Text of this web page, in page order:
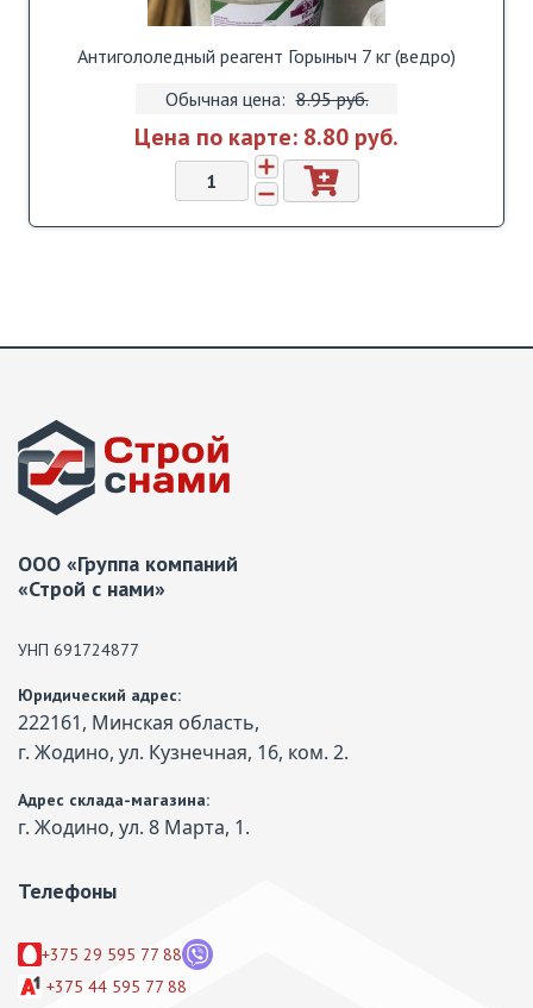
Антигололедный реагент Горыныч 7 кг (ведро)
Обычная цена: 8.95 pуб.
Цена по карте: 8.80 pуб.
ООО «Группа компаний
«Строй с нами»
УНП 691724877
Юридический адрес:
222161, Минская область,
г. Жодино, ул. Кузнечная, 16, ком. 2.
Адрес склада-магазина:
г. Жодино, ул. 8 Марта, 1.
Телефоны
+375 29 595 77 88
+375 44 595 77 88